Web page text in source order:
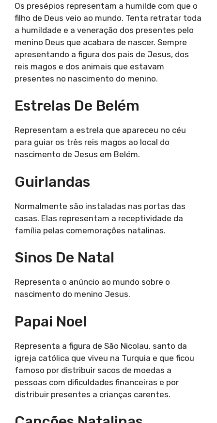
Os presépios representam a humilde com que o
filho de Deus veio ao mundo. Tenta retratar toda
a humildade e a veneração dos presentes pelo
menino Deus que acabara de nascer. Sempre
apresentando a figura dos pais de Jesus, dos
reis magos e dos animais que estavam
presentes no nascimento do menino.
Estrelas De Belém
Representam a estrela que apareceu no céu
para guiar os três reis magos ao local do
nascimento de Jesus em Belém.
Guirlandas
Normalmente são instaladas nas portas das
casas. Elas representam a receptividade da
família pelas comemorações natalinas.
Sinos De Natal
Representa o anúncio ao mundo sobre o
nascimento do menino Jesus.
Papai Noel
Representa a figura de São Nicolau, santo da
igreja católica que viveu na Turquia e que ficou
famoso por distribuir sacos de moedas a
pessoas com dificuldades financeiras e por
distribuir presentes a crianças carentes.